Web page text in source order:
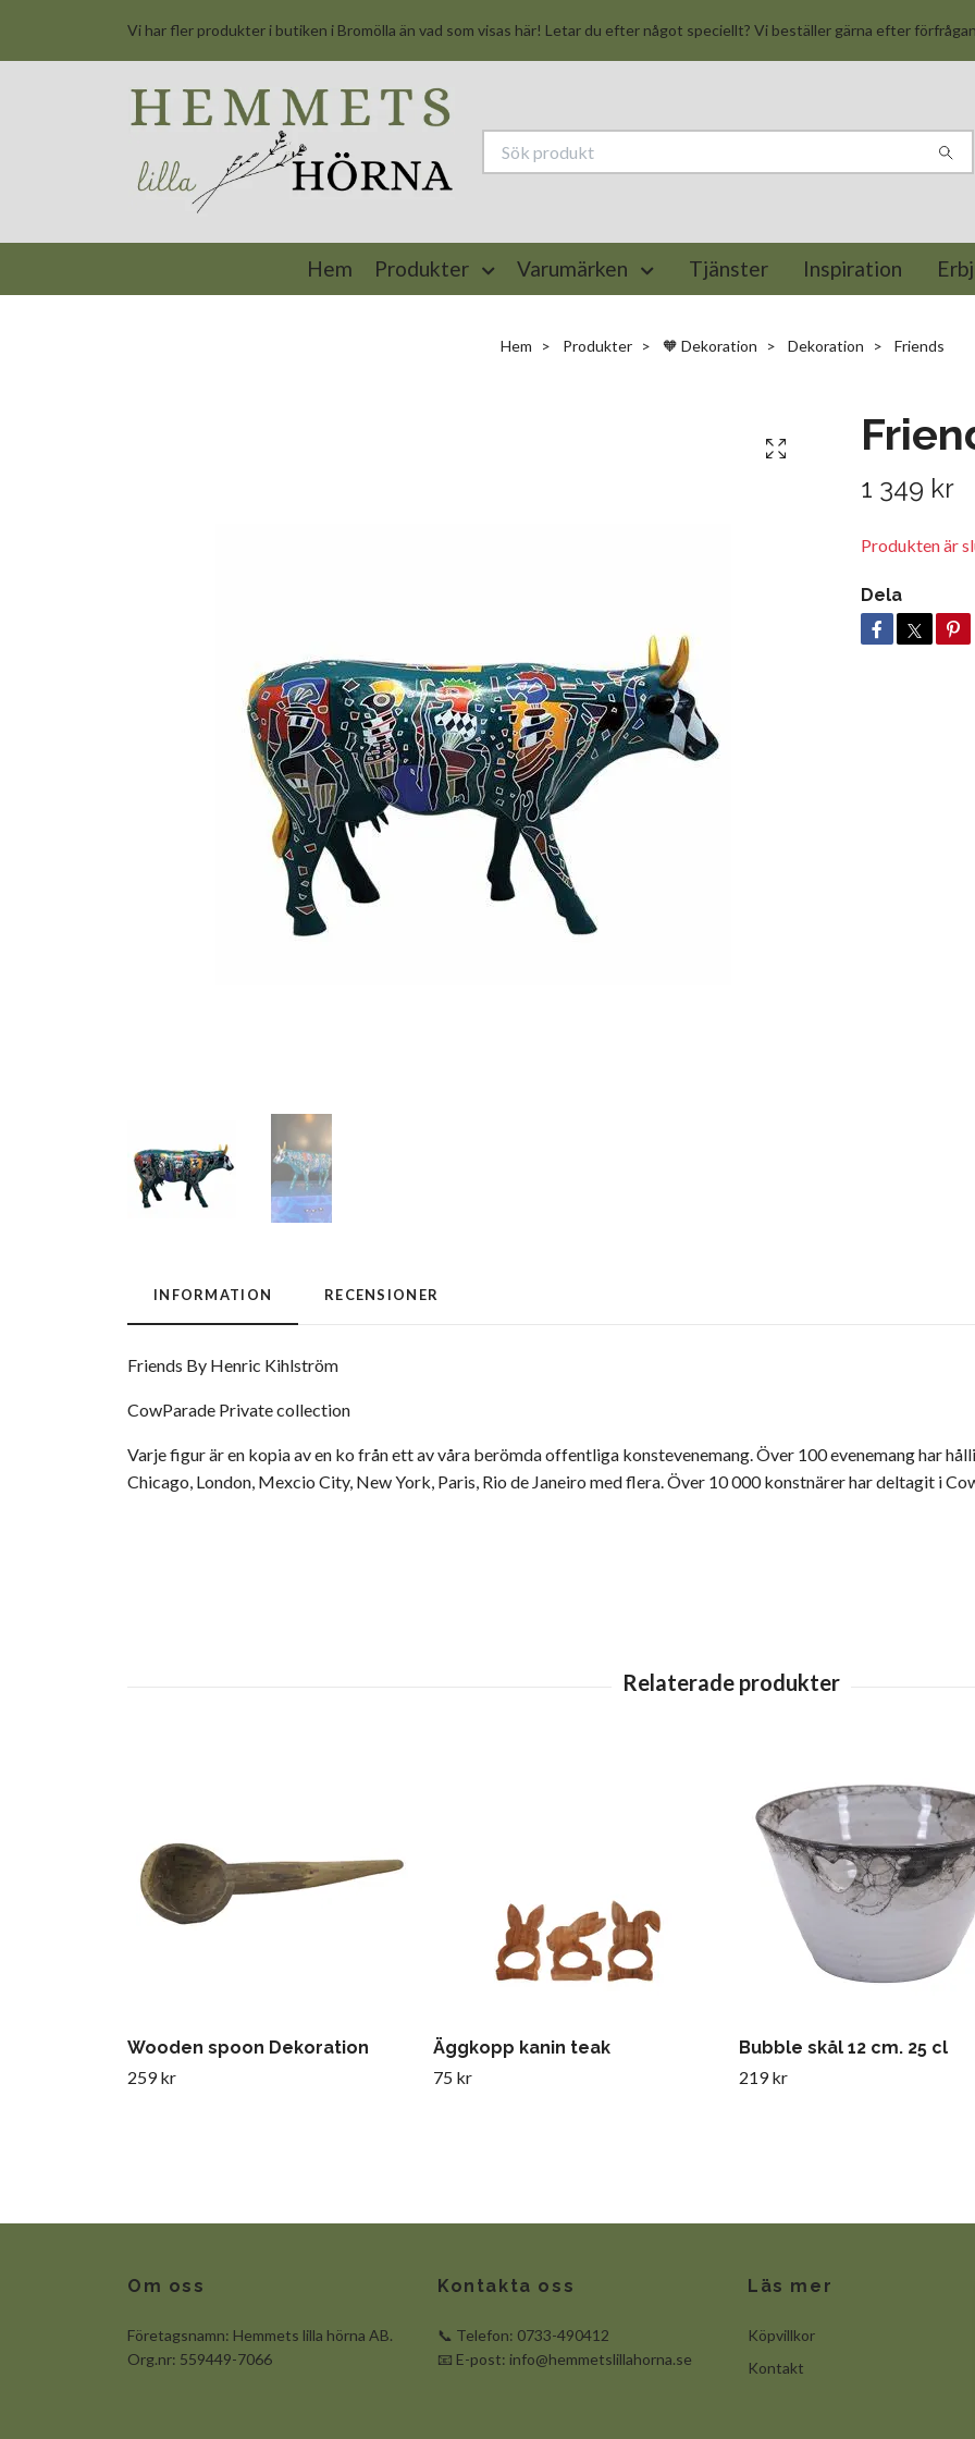
Vi har fler produkter i butiken i Bromölla än vad som visas här! Letar du efter något speciellt? Vi beställer gärna efter
Hem Produkter Varumärken Tjänster Inspiration
Hem Produkter 🧡 Dekoration Dekoration Friends
1 349 kr
Produkten är
Dela
INFORMATION RECENSIONER
Friends By Henric Kihlström
CowParade Private collection
Varje figur är en kopia av en ko från ett av våra berömda offentliga konstevenemang. Över 100 evenemang har
Chicago, London, Mexcio City, New York, Paris, Rio de Janeiro med flera. Över 10 000 konstnärer har deltagit i
Wooden spoon Dekoration
259 kr
Äggkopp kanin teak
75 kr
Bubble skål 12 cm. 25 cl
219 kr
Om oss
Företagsnamn: Hemmets lilla hörna AB.
Org.nr: 559449-7066
Kontakta oss
📞 Telefon: 0733-490412
📧 E-post: info@hemmetslillahorna.se
Läs mer
Köpvillkor
Kontakt